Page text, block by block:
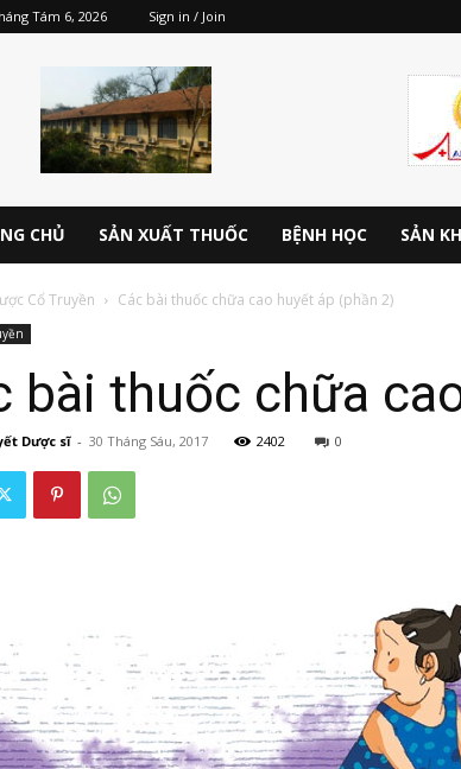
Tám 6, 2026 Sign in / Join
CHỦ SẢN XUẤT THUỐC BỆNH HỌC SẢN
Cổ Truyền Các bài thuốc chữa cao huyết áp (phần 2)
bài thuốc chữa
Dược sĩ - 30 Tháng Sáu, 2017 2402 0